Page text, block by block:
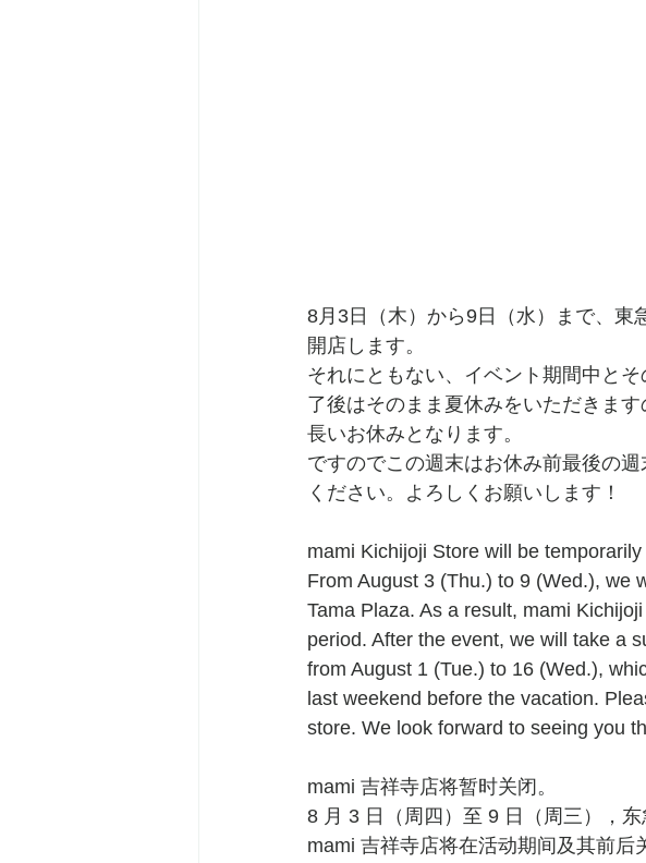
8月3日（木）から9日（水）まで、東
開店します。
それにともない、イベント期間中と
了後はそのまま夏休みをいただきま
長いお休みとなります。
ですのでこの週末はお休み前最後の
ください。よろしくお願いします！
mami Kichijoji Store will be temporarily
From August 3 (Thu.) to 9 (Wed.), we
Tama Plaza. As a result, mami
period. After the event, we will take a
from August 1 (Tue.) to 16 (Wed.),
last weekend before the vacation.
store. We look forward to seeing you
mami 吉祥寺店将暂时关闭。
8 月 3 日（周四）至 9 日（周三），
mami 吉祥寺店将在活动期间及其前后